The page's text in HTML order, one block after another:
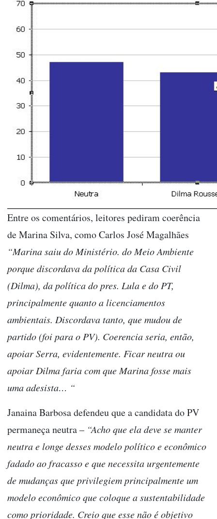
Entre os comentários, leitores pediram coerência
de Marina Silva, como Carlos José Magalhães
“Marina saiu do Ministério. do Meio Ambiente
porque discordava da política da Casa Civil
(Dilma), da política do pres. Lula e do PT,
principalmente quanto a licenciamentos
ambientais. Discordava tanto, que mudou de
partido (foi para o PV). Coerencia seria, então,
apoiar Serra, evidentemente. Ficar neutra ou
apoiar Dilma faria com que Marina fosse mais
uma adesista… “
Janaina Barbosa defendeu que a candidata do PV
permaneça neutra – “Acho que ela deve se manter
neutra e longe desses modelo político e econômico
fadado ao fracasso e que necessita urgentemente
de mudanças que privilegiem principalmente um
modelo econômico que coloque a sustentabilidade
como prioridade. Creio que esse não é objetivo